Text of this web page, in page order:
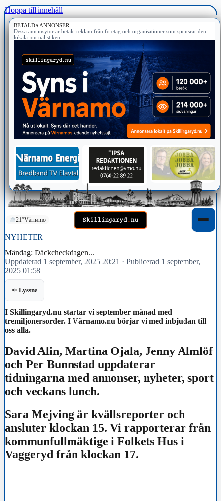
Hoppa till innehåll
BETALDA ANNONSER
Dessa annonsytor är betald reklam från företag och organisationer som sponsrar den
lokala journalistiken.
21°Värnamo
NYHETER
Måndag: Däckcheckdagen...
Uppdaterad 1 september, 2025 20:21 · Publicerad 1 september,
2025 01:58
Lyssna
I Skillingaryd.nu startar vi september månad med
tremiljonersorder. I Värnamo.nu börjar vi med inbjudan till
oss alla.
David Alin, Martina Ojala, Jenny Almlöf
och Per Bunnstad uppdaterar
tidningarna med annonser, nyheter, sport
och veckans lunch.
Sara Mejving är kvällsreporter och
ansluter klockan 15. Vi rapporterar från
kommunfullmäktige i Folkets Hus i
Vaggeryd från klockan 17.